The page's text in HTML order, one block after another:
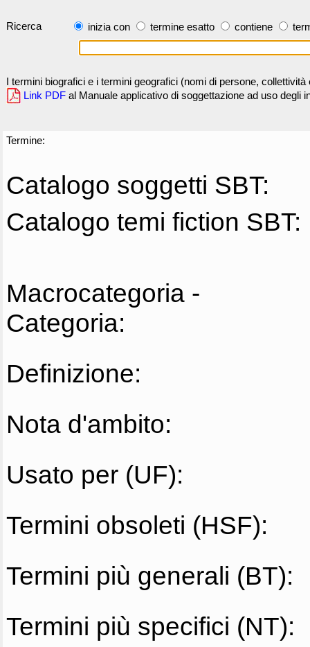
Ricerca inizia con termine esatto contiene
I termini biografici e i termini geografici (nomi di persone,
Link PDF al Manuale applicativo di soggettazione ad uso degli
Termine:
Catalogo soggetti SBT:
Catalogo temi fiction SBT:
Macrocategoria -
Categoria:
Definizione:
Nota d'ambito:
Usato per (UF):
Termini obsoleti (HSF):
Termini più generali (BT):
Termini più specifici (NT):